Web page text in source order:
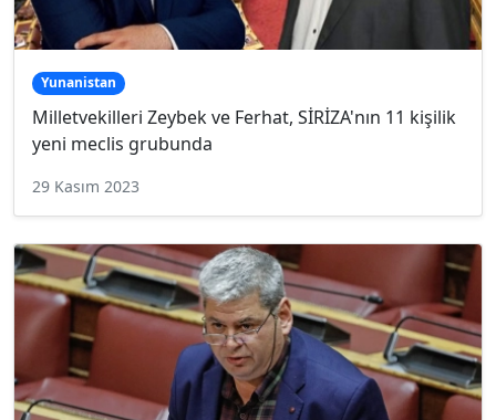
Yunanistan
Milletvekilleri Zeybek ve Ferhat, SİRİZA'nın 11 kişilik
yeni meclis grubunda
29 Kasım 2023